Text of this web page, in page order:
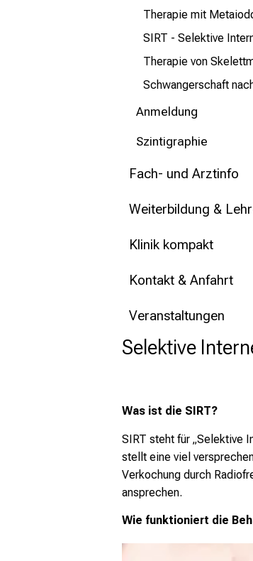
Therapie mit
SIRT - Selektive
Therapie von
Schwangerschaft
Anmeldung
Szintigraphie
Fach- und Arztinfo
Weiterbildung &
Klinik kompakt
Kontakt & Anfahrt
Veranstaltungen
Selektive
Was ist die SIRT?
SIRT steht für „Selektive
stellt eine viel
Verkochung durch
ansprechen.
Wie funktioniert die